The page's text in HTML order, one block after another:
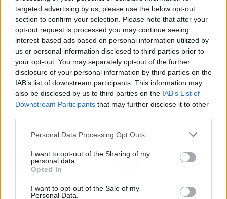
targeted advertising by us, please use the below opt-out
section to confirm your selection. Please note that after your
opt-out request is processed you may continue seeing
interest-based ads based on personal information utilized by
us or personal information disclosed to third parties prior to
your opt-out. You may separately opt-out of the further
disclosure of your personal information by third parties on the
IAB’s list of downstream participants. This information may
also be disclosed by us to third parties on the IAB’s List of
Downstream Participants that may further disclose it to other
Personal Data Processing Opt Outs
I want to opt-out of the Sharing of my
personal data.
Opted In
I want to opt-out of the Sale of my
Personal Data.
AunqueLaportellega como agente libre, su
salario y el contexto emocional de su regreso
son factores que Mikel González tendrá que
manejar con cautela. Si lo consigue,Valverde
podrá contar con un refuerzo de primer
nively la afición podría, poco a poco,
reconciliarse con uno de sus hijos pródigos.
Más información:Laporte – Vivian: la pareja del Athletic en
Champions League
No quieren otro caso
Messi en el FC
de Lamine le salva
La increíble confesión de